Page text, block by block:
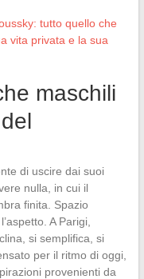
tutto quello che
vita privata e la sua
maschili
di uscire dai suoi
nulla, in cui il
finita. Spazio
A Parigi,
si semplifica, si
per il ritmo di oggi,
provenienti da